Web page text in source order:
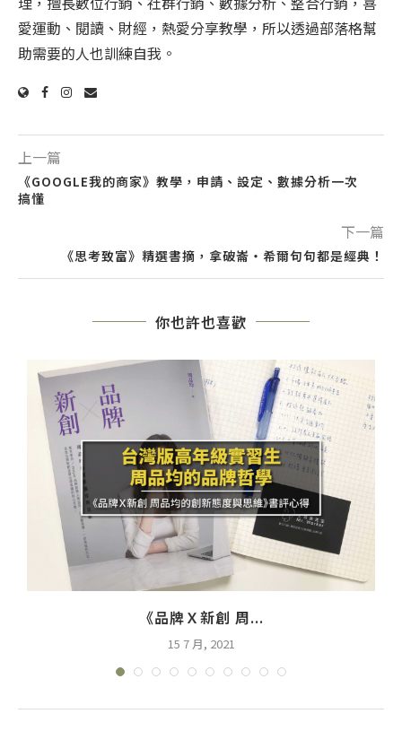
愛運動、閱讀、財經，熱愛分享教學，所以透過部落格幫
助需要的人也訓練自我。
上一篇
《GOOGLE我的商家》教學，申請、設定、數據分析一次
搞懂
下一篇
《思考致富》精選書摘，拿破崙・希爾句句都是經典！
你也許也喜歡
《品牌Ｘ新創 周...
15 7 月, 2021